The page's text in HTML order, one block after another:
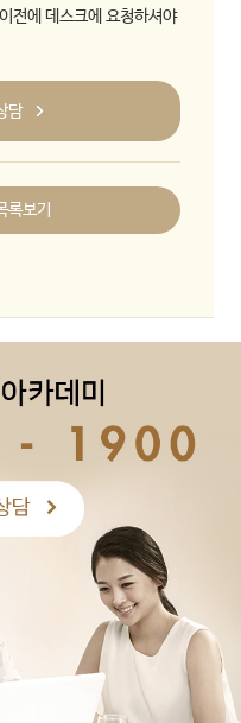
전에 데스크에 요청하셔야
담
보기